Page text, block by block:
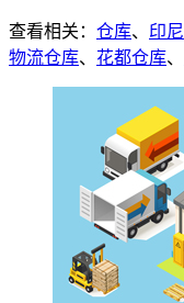
查看相关： 仓库、 印尼
物流仓库、 花都仓库、